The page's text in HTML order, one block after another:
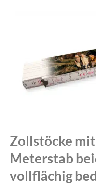
Zollstöcke
Meterstab
vollflächig